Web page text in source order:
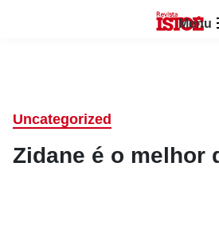
Menu
Uncategorized
Zidane é o melhor